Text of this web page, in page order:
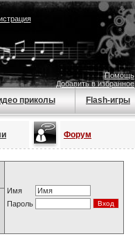
Помощь
Добавить в избранное
приколы Flash-игры
Форум
Имя
Пароль